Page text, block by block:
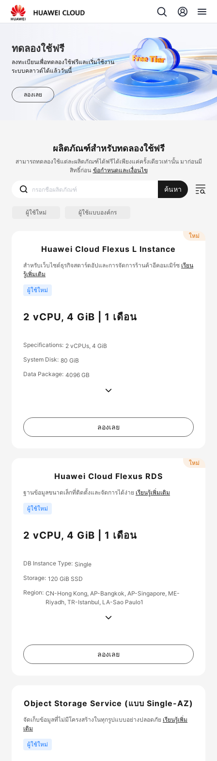
ทดลองใช้ฟรี
ลงทะเบียนเพื่อทดลองใช้ฟรีและเริ่มใช้งาน
ระบบคลาวด์ได้แล้ววันนี้
ลองเลย
ผลิตภัณฑ์สำหรับทดลองใช้ฟรี
สามารถทดลองใช้แต่ละผลิตภัณฑ์ได้ฟรีได้เพียงแค่ครั้งเดียวเท่านั้น มาก่อนมี
สิทธิ์ก่อน ข้อกำหนดและเงื่อนไข
ค้นหา
ผู้ใช้ใหม่ ผู้ใช้แบบองค์กร
ใหม่
Huawei Cloud Flexus L Instance
สำหรับเว็บไซต์ธุรกิจสตาร์ตอัปและการจัดการร้านค้าอีคอมเมิร์ซ เรียน
รู้เพิ่มเติม
ผู้ใช้ใหม่
2 vCPU, 4 GiB | 1 เดือน
Specifications 2 vCPUs, 4 GiB
System Disk 80 GiB
Data Package 4096 GB
ลองเลย
ใหม่
Huawei Cloud Flexus RDS
ฐานข้อมูลขนาดเล็กที่ติดตั้งและจัดการได้ง่าย เรียนรู้เพิ่มเติม
ผู้ใช้ใหม่
2 vCPU, 4 GiB | 1 เดือน
DB Instance Type Single
Storage 120 GiB SSD
Region CN-Hong Kong, AP-Bangkok, AP-Singapore, ME-
Riyadh, TR-Istanbul, LA-Sao Paulo1
ลองเลย
Object Storage Service (แบบ Single-AZ)
จัดเก็บข้อมูลที่ไม่มีโครงสร้างในทุกรูปแบบอย่างปลอดภัย เรียนรู้เพิ่ม
เติม
ผู้ใช้ใหม่